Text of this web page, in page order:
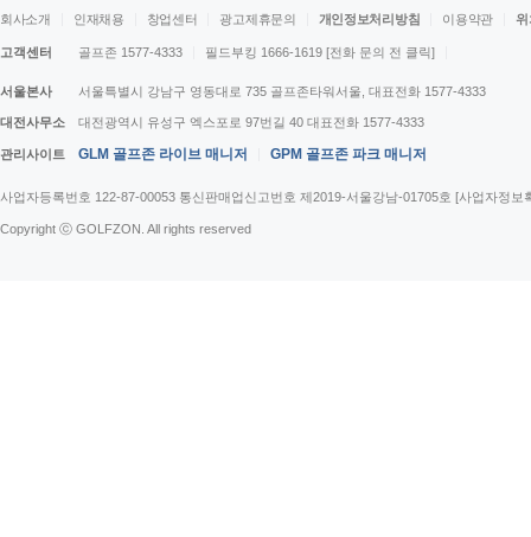
회사소개 인재채용 창업센터 광고제휴문의 개인정보처리방침 이용약관 위
고객센터 골프존 1577-4333 필드부킹 1666-1619 [전화 문의 전 클릭]
서울본사 서울특별시 강남구 영동대로 735 골프존타워서울, 대표전화 1577-4333
대전사무소 대전광역시 유성구 엑스포로 97번길 40 대표전화 1577-4333
관리사이트 GLM 골프존 라이브 매니저 GPM 골프존 파크 매니저
사업자등록번호 122-87-00053 통신판매업신고번호 제2019-서울강남-01705호 [사업자정보
Copyright ⓒ GOLFZON. All rights reserved